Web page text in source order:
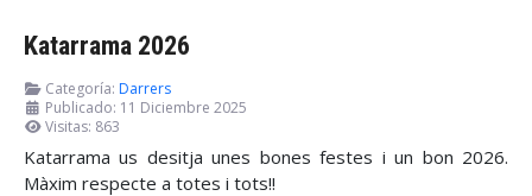
Katarrama 2026
Categoría: Darrers
Publicado: 11 Diciembre 2025
Visitas: 863
Katarrama us desitja unes bones festes i un bon 2026.
Màxim respecte a totes i tots!!